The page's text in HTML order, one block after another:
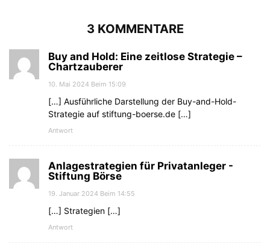
3 KOMMENTARE
Buy and Hold: Eine zeitlose Strategie –
Chartzauberer
10. Mai 2024 Beim 15:09
[…] Ausführliche Darstellung der Buy-and-Hold-
Strategie auf stiftung-boerse.de […]
Antwort
Anlagestrategien für Privatanleger -
Stiftung Börse
19. Januar 2024 Beim 14:55
[…] Strategien […]
Antwort